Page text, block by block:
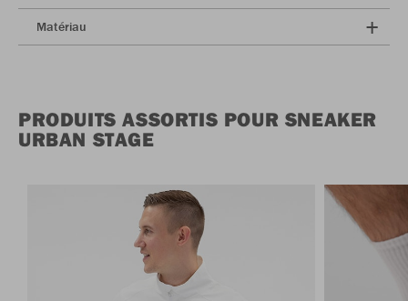
Matériau
PRODUITS ASSORTIS POUR SNEAKER
URBAN STAGE